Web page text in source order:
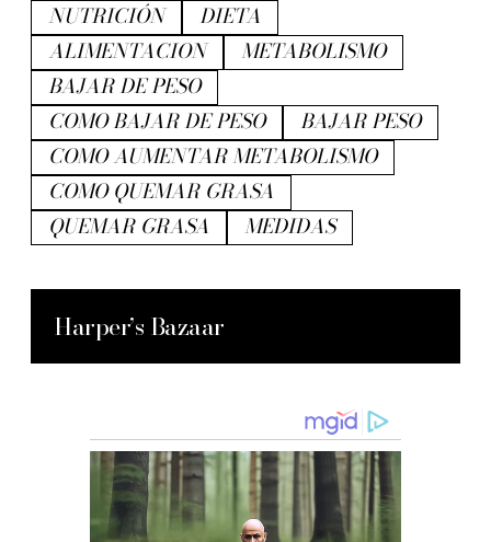
NUTRICIÓN
DIETA
ALIMENTACION
METABOLISMO
BAJAR DE PESO
COMO BAJAR DE PESO
BAJAR PESO
COMO AUMENTAR METABOLISMO
COMO QUEMAR GRASA
QUEMAR GRASA
MEDIDAS
Harper’s Bazaar